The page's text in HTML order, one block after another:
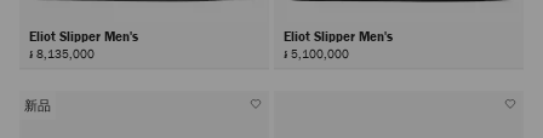
Eliot Slipper Men's
៛ 8,135,000
Eliot Slipper Men's
៛ 5,100,000
新品